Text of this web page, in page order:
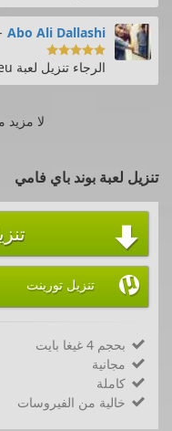
Abo Ali Dallashi

الرجاء تنزيل لعبة combat arms eu
لا مزيد
تنزيل لعبة بوند باي فامي

 تنزيل تورينت
 بحجم 4 غيغا بايت
 مجانية
 كاملة
 خالية من الفيروسات